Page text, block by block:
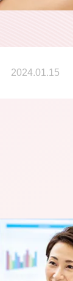
2024.01.15